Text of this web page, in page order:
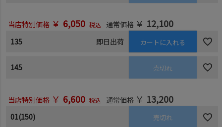
当店特別価格 ￥ 6,050 税込 通常価格 ￥ 12,100
135 即日出荷 カートに入れる
145 売切れ
当店特別価格 ￥ 6,600 税込 通常価格 ￥ 13,200
01(150) 売切れ